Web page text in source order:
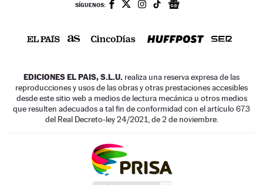
SÍGUENOS:
EDICIONES EL PAIS, S.L.U. realiza una reserva expresa de las
reproducciones y usos de las obras y otras prestaciones accesibles
desde este sitio web a medios de lectura mecánica u otros medios
que resulten adecuados a tal fin de conformidad con el artículo 67.3
del Real Decreto-ley 24/2021, de 2 de noviembre.